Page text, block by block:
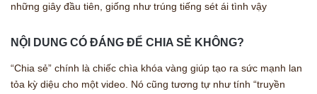
những giây đầu tiên, giống như trúng tiếng sét ái tình vậy
NỘI DUNG CÓ ĐÁNG ĐỂ CHIA SẺ KHÔNG?
“Chia sẻ” chính là chiếc chìa khóa vàng giúp tạo ra sức mạnh lan
tỏa kỳ diệu cho một video. Nó cũng tương tự như tính “truyền